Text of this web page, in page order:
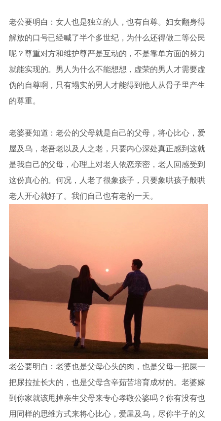
老公要明白：女人也是独立的人，也有自尊。妇女翻身得
解放的口号已经喊了半个多世纪，为什么还得做二等公民
呢？尊重对方和维护尊严是互动的，不是靠单方面的努力
就能实现的。男人为什么不能想想，虚荣的男人才需要虚
伪的自尊啊，只有塌实的男人才能得到他人从骨子里产生
的尊重。
老婆要知道：老公的父母就是自己的父母，将心比心，爱
屋及乌，老吾老以及人之老，只要内心深处真正感到这就
是我自己的父母，心理上对老人依恋亲密，老人回感受到
这份真心的。何况，人老了很象孩子，只要象哄孩子般哄
老人开心就好了。我们自己也有老的一天。
老公要明白：老婆也是父母心头的肉，也是父母一把屎一
把尿拉扯长大的，也是父母含辛茹苦培育成材的。老婆嫁
到你家就该甩掉亲生父母来专心孝敬公婆吗？你有没有也
用同样的思维方式来将心比心，爱屋及乌，尽你半子的义